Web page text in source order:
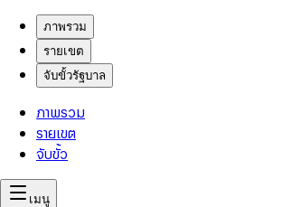
ภาพรวม
รายเขต
จับขั้วรัฐบาล
ภาพรวม
รายเขต
จับขั้ว
เมนู